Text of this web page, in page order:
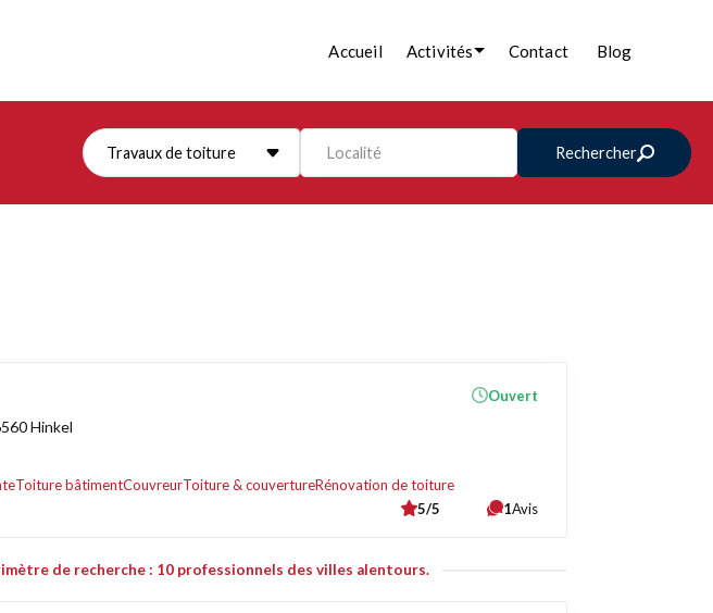
Accueil Activités Contact Blog
Travaux de toiture Localité Rechercher
Hinkel
Toiture bâtimentCouvreurToiture & couvertureRénovation de toiture
Ouvert
5/5 1Avis
de recherche : 10 professionnels des villes alentours.